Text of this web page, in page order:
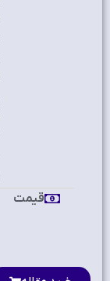
قیمت